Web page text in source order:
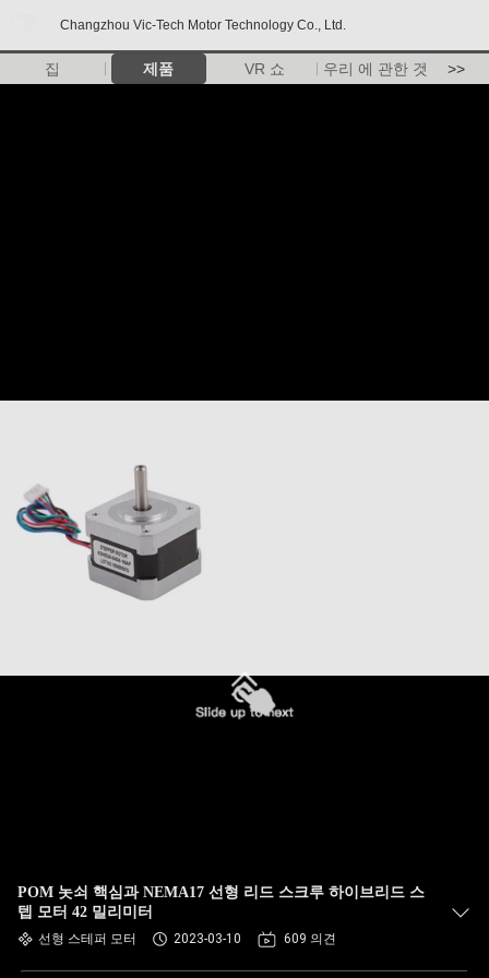
Changzhou Vic-Tech Motor Technology Co., Ltd.
집 제품 VR 쇼 우리 에 관한 것 >>
POM 놋쇠 핵심과 NEMA17 선형 리드 스크루 하이브리드 스
텝 모터 42 밀리미터
선형 스테퍼 모터 2023-03-10 609 의견